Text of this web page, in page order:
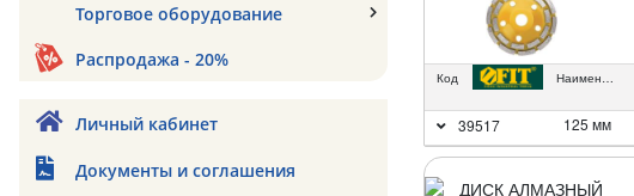
Торговое оборудование
Распродажа - 20%
Личный кабинет
Документы и соглашения
Код Наименование
39517 125 мм